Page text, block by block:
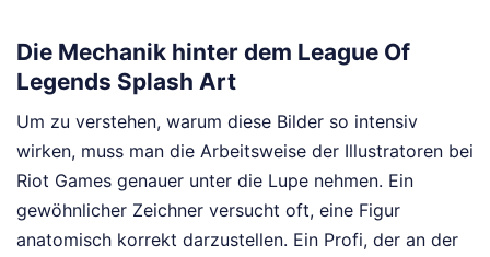
Die Mechanik hinter dem League Of
Legends Splash Art
Um zu verstehen, warum diese Bilder so intensiv
wirken, muss man die Arbeitsweise der Illustratoren bei
Riot Games genauer unter die Lupe nehmen. Ein
gewöhnlicher Zeichner versucht oft, eine Figur
anatomisch korrekt darzustellen. Ein Profi, der an der